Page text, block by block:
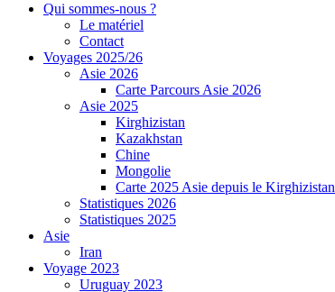
Qui sommes-nous ?
Le matériel
Contact
Voyages 2025/26
Asie 2026
Carte Parcours Asie 2026
Asie 2025
Kirghizistan
Kazakhstan
Chine
Mongolie
Carte 2025 Asie depuis le Kirghizistan
Statistiques 2026
Statistiques 2025
Asie
Iran
Voyage 2023
Uruguay 2023